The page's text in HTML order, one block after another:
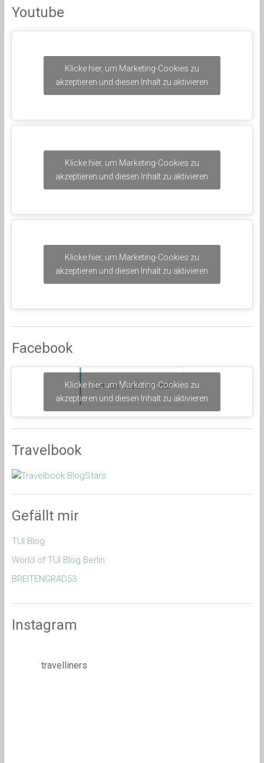
Youtube
Klicke hier, um Marketing-Cookies zu
akzeptieren und diesen Inhalt zu aktivieren
Klicke hier, um Marketing-Cookies zu
akzeptieren und diesen Inhalt zu aktivieren
Klicke hier, um Marketing-Cookies zu
akzeptieren und diesen Inhalt zu aktivieren
Facebook
Um die Welt mit mir
Klicke hier, um Marketing-Cookies zu
akzeptieren und diesen Inhalt zu aktivieren
Travelbook
Gefällt mir
TUI Blog
World of TUI Blog Berlin
BREITENGRAD53
Instagram
travelliners